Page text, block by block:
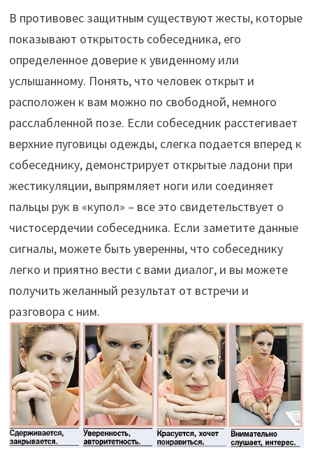
В противовес защитным существуют жесты, которые
показывают открытость собеседника, его
определенное доверие к увиденному или
услышанному. Понять, что человек открыт и
расположен к вам можно по свободной, немного
расслабленной позе. Если собеседник расстегивает
верхние пуговицы одежды, слегка подается вперед к
собеседнику, демонстрирует открытые ладони при
жестикуляции, выпрямляет ноги или соединяет
пальцы рук в «купол» – все это свидетельствует о
чистосердечии собеседника. Если заметите данные
сигналы, можете быть уверенны, что собеседнику
легко и приятно вести с вами диалог, и вы можете
получить желанный результат от встречи и
разговора с ним.